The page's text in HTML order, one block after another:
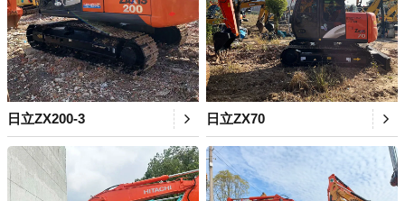
日立ZX200-3 日立ZX70